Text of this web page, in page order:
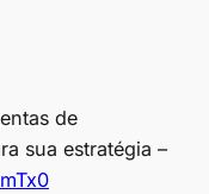
de
sua estratégia –